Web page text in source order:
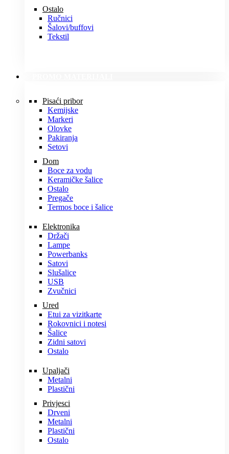
Ostalo
Ručnici
Šalovi/buffovi
Tekstil
Pisaći pribor
Kemijske
Markeri
Olovke
Pakiranja
Setovi
Dom
Boce za vodu
Keramičke šalice
Ostalo
Pregače
Termos boce i šalice
Elektronika
Držači
Lampe
Powerbanks
Satovi
Slušalice
USB
Zvučnici
Ured
Etui za vizitkarte
Rokovnici i notesi
Šalice
Zidni satovi
Ostalo
Upaljači
Metalni
Plastični
Privjesci
Drveni
Metalni
Plastični
Ostalo